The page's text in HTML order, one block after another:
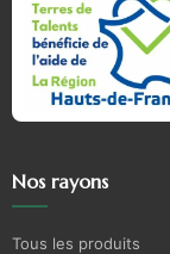
Nos rayons
Tous les produits